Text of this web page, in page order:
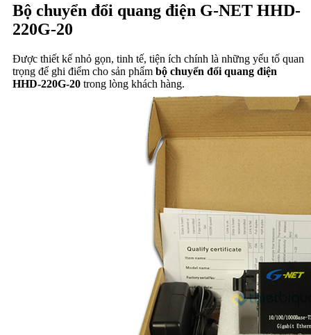
Bộ chuyển đổi quang điện G-NET HHD-
220G-20
Được thiết kế nhỏ gọn, tinh tế, tiện ích chính là những yếu tố quan
trọng để ghi điểm cho sản phẩm bộ chuyển đổi quang điện
HHD-220G-20 trong lòng khách hàng.